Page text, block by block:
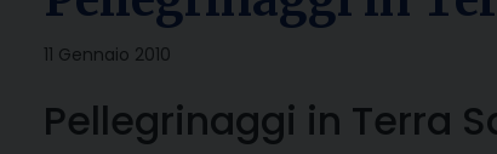
11 Gennaio 2010
Pellegrinaggi in Terra